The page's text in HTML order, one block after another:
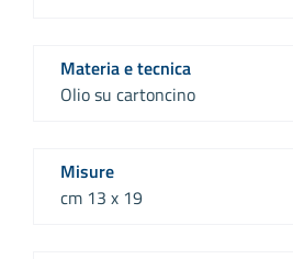
Materia e tecnica
Olio su cartoncino
Misure
cm 13 x 19